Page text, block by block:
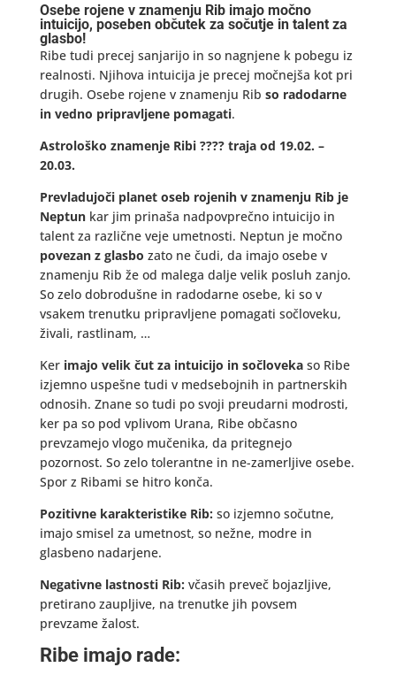
Osebe rojene v znamenju Rib imajo močno
intuicijo, poseben občutek za sočutje in talent za
glasbo!
Ribe tudi precej sanjarijo in so nagnjene k pobegu iz
realnosti. Njihova intuicija je precej močnejša kot pri
drugih. Osebe rojene v znamenju Rib so radodarne
in vedno pripravljene pomagati.
Astrološko znamenje Ribi ???? traja od 19.02. –
20.03.
Prevladujoči planet oseb rojenih v znamenju Rib je
Neptunkar jim prinaša nadpovprečno intuicijo in
talent za različne veje umetnosti. Neptun je močno
povezan z glasbo zato ne čudi, da imajo osebe v
znamenju Rib že od malega dalje velik posluh zanjo.
So zelo dobrodušne in radodarne osebe, ki so v
vsakem trenutku pripravljene pomagati sočloveku,
živali, rastlinam, …
Ker imajo velik čut za intuicijo in sočlovekaso Ribe
izjemno uspešne tudi v medsebojnih in partnerskih
odnosih. Znane so tudi po svoji preudarni modrosti,
ker pa so pod vplivom Urana, Ribe občasno
prevzamejo vlogo mučenika, da pritegnejo
pozornost. So zelo tolerantne in ne-zamerljive osebe.
Spor z Ribami se hitro konča.
Pozitivne karakteristike Rib: so izjemno sočutne,
imajo smisel za umetnost, so nežne, modre in
glasbeno nadarjene.
Negativne lastnosti Rib: včasih preveč bojazljive,
pretirano zaupljive, na trenutke jih povsem
prevzame žalost.
Ribe imajo rade: